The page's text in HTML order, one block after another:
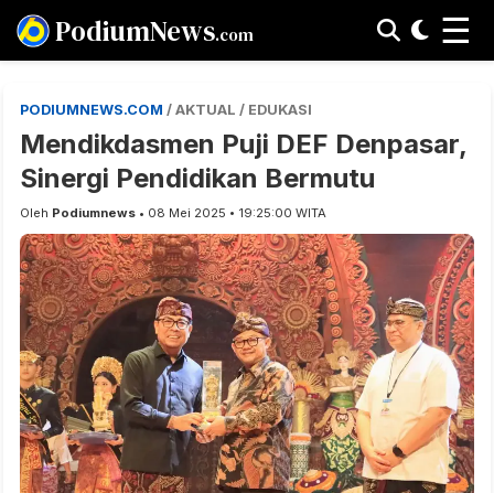
PodiumNews.com ☰
PODIUMNEWS.COM / AKTUAL / EDUKASI
Mendikdasmen Puji DEF Denpasar,
Sinergi Pendidikan Bermutu
Oleh Podiumnews • 08 Mei 2025 • 19:25:00 WITA